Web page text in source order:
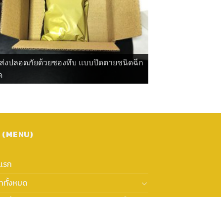
งปลอดภัยด้วยซองทึบ แบบปิดตายชนิดฉีก
รก
ทั้งหมด